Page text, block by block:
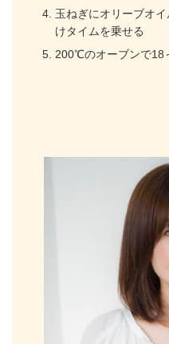
玉ねぎにオリーブオ
けタイムを乗せる
200℃のオーブンで18